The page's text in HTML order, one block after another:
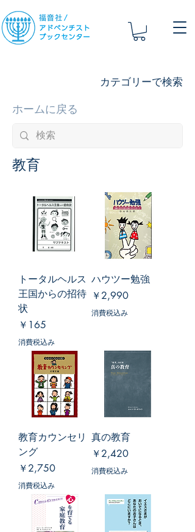
​カテゴリーで検索
​ホームに戻る
​教育
トータルヘルス
王国からの招待
状
価格
￥165
消費税込み
ハウツー勉強
価格
￥2,990
消費税込み
教育カウンセリ
ング
価格
￥2,750
消費税込み
真の教育
価格
￥2,420
消費税込み